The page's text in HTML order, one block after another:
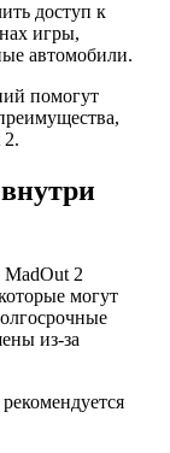
доступ к
игры,
автомобили.
помогут
2.
2
могут
из-за